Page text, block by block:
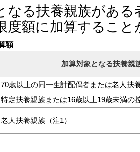
る扶養親族がある
度額に加算するこ
額
加算対象となる扶養親
70歳以上の同一生計配偶者または老人扶
特定扶養親族または16歳以上19歳未満の
老人扶養親族（注1）